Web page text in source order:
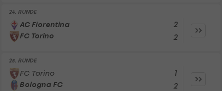
24. RUNDE
AC Fiorentina
FC Torino
2
2
25. RUNDE
FC Torino
Bologna FC
1
2